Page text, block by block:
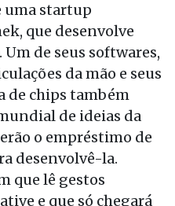
uma startup
que desenvolve
de seus softwares,
da mão e seus
de chips também
de ideias da
o empréstimo de
desenvolvê-la.
que lê gestos
e que só chegará